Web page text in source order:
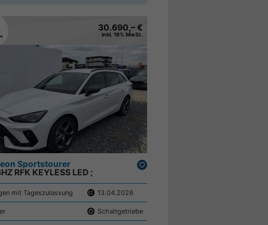
30.690,– €
inkl. 19% MwSt.
Sportstourer
RFK KEYLESS LED ;
mit Tageszulassung 13.04.2026
Schaltgetriebe